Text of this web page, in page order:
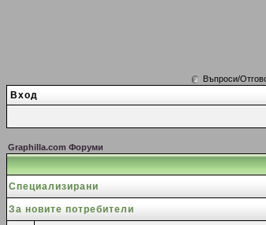
Въпроси/
Вход
Graphilla.com Форуми
Специализирани
За новите потребители